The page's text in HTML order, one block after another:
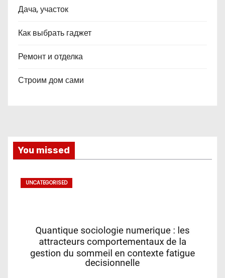
Дача, участок
Как выбрать гаджет
Ремонт и отделка
Строим дом сами
You missed
UNCATEGORISED